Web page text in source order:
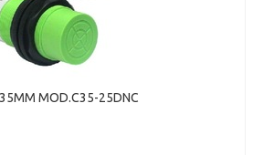
MOD.C35-25DNC